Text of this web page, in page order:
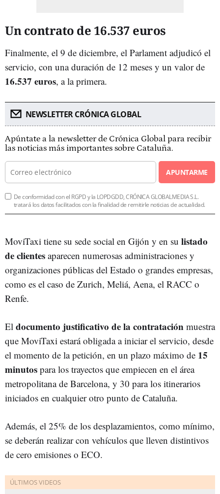
Un contrato de 16.537 euros
Finalmente, el 9 de diciembre, el Parlament adjudicó el
servicio, con una duración de 12 meses y un valor de
16.537 euros, a la primera.
NEWSLETTER CRÓNICA GLOBAL
Apúntate a la newsletter de Crónica Global para recibir
las noticias más importantes sobre Cataluña.
APUNTARME
De conformidad con el RGPD y la LOPDGDD, CRÓNICA GLOBALMEDIA S.L.
tratará los datos facilitados con la finalidad de remitirle noticias de actualidad.
MoviTaxi tiene su sede social en Gijón y en su listado
de clientes aparecen numerosas administraciones y
organizaciones públicas del Estado o grandes empresas,
como es el caso de Zurich, Meliá, Aena, el RACC o
Renfe.
El documento justificativo de la contratación muestra
que MoviTaxi estará obligada a iniciar el servicio, desde
el momento de la petición, en un plazo máximo de 15
minutos para los trayectos que empiecen en el área
metropolitana de Barcelona, y 30 para los itinerarios
iniciados en cualquier otro punto de Cataluña.
Además, el 25% de los desplazamientos, como mínimo,
se deberán realizar con vehículos que lleven distintivos
de cero emisiones o ECO.